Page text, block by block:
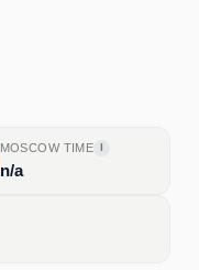
MOSCOW TIME
n/a